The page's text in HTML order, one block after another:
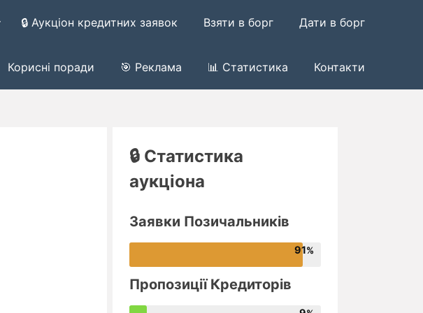
🔒 Аукціон кредитних заявок Взяти в борг Дати в борг
Корисні поради 🎯 Реклама 📊 Статистика Контакти
🔒 Статистика
аукціона
Заявки Позичальників
91
Пропозиції Кредиторів